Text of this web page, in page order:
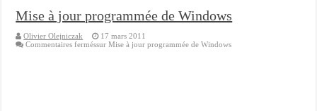
Mise à jour programmée de Windows
Olivier Olejniczak
17 mars 2011
Commentaires ferméssur Mise à jour programmée de Windows